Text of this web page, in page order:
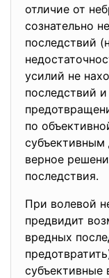
отличие от
сознательно
последствий
усилий не
последствий
по
верное
последствия.
При волевой
предвидит
вредных
субъективные